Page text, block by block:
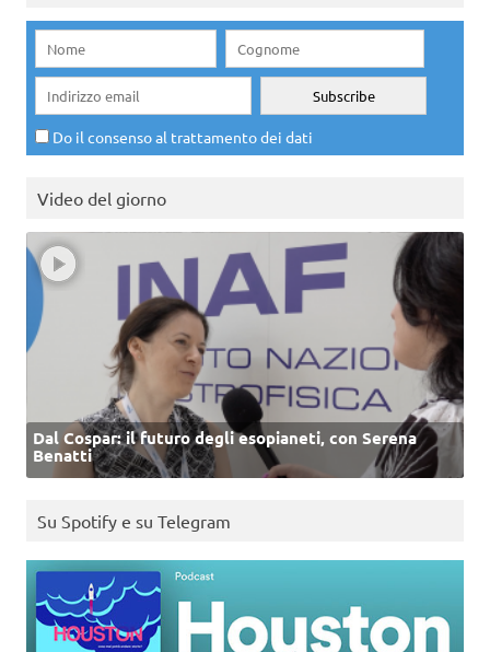
Do il consenso al trattamento dei dati
Video del giorno
Dal Cospar: il futuro degli esopianeti, con Serena
Benatti
Su Spotify e su Telegram